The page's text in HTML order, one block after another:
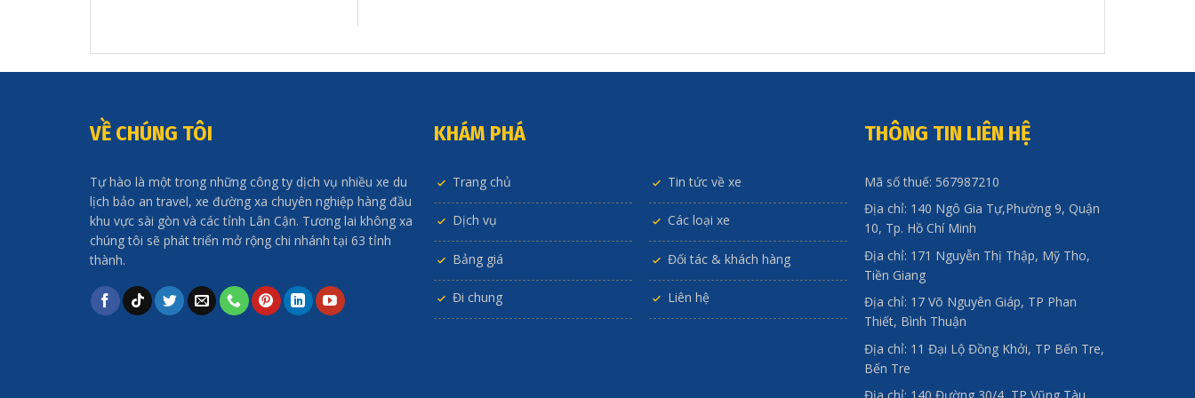
VỀ CHÚNG TÔI
Tự hào là một trong những công ty dịch vụ nhiều xe du
lịch bảo an travel, xe đường xa chuyên nghiệp hàng đầu
khu vực sài gòn và các tỉnh Lân Cận. Tương lai không xa
chúng tôi sẽ phát triển mở rộng chi nhánh tại 63 tỉnh
thành.
KHÁM PHÁ
Trang chủ
Dịch vụ
Bảng giá
Đi chung
Tin tức về xe
Các loại xe
Đối tác & khách hàng
Liên hệ
THÔNG TIN LIÊN HỆ
Mã số thuế: 567987210
Địa chỉ: 140 Ngô Gia Tự,Phường 9, Quận
10, Tp. Hồ Chí Minh
Địa chỉ: 171 Nguyễn Thị Thập, Mỹ Tho,
Tiền Giang
Địa chỉ: 17 Võ Nguyên Giáp, TP Phan
Thiết, Bình Thuận
Địa chỉ: 11 Đại Lộ Đồng Khởi, TP Bến Tre,
Bến Tre